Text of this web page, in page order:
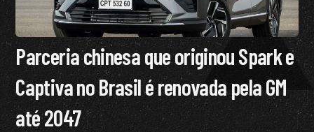
Parceria chinesa que originou Spark e
Captiva no Brasil é renovada pela GM
até 2047